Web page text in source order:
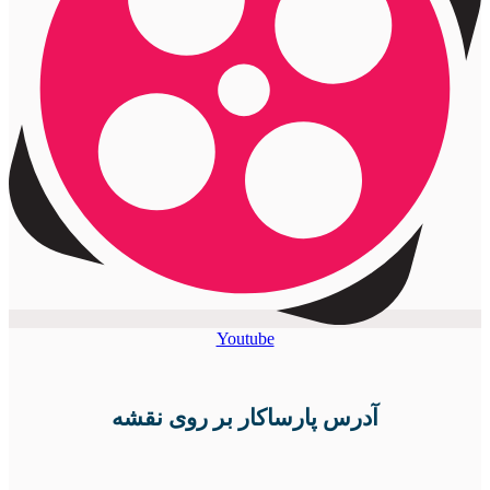
Youtube
آدرس پارساکار بر روی نقشه